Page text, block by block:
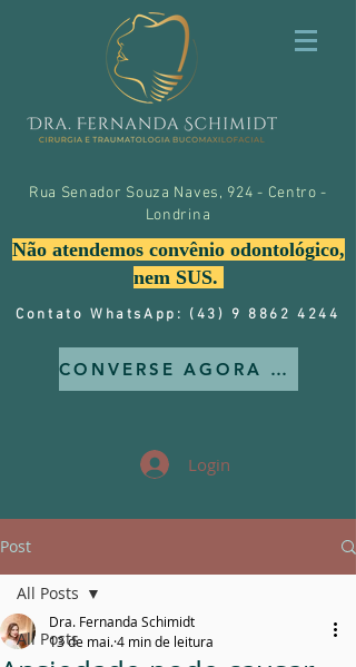
Rua Senador Souza Naves, 924 - Centro -
Londrina
Não atendemos convênio odontológico,
nem SUS.
Contato WhatsApp: (43) 9 8862 4244
CONVERSE AGORA MESMO CONOSCO
Login
Post
All Posts
All Posts
Dra. Fernanda Schimidt
13 de mai.4 min de leitura